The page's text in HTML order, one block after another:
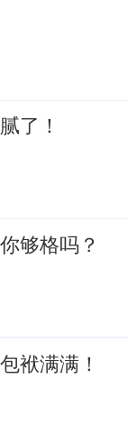
了！
够格吗？
袱满满！